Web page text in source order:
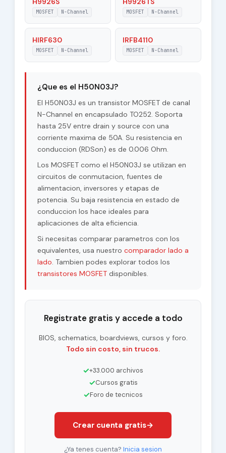
MOSFET N-Channel MOSFET N-Channel
HIRF630
MOSFET N-Channel
IRFB4110
MOSFET N-Channel
¿Que es el H50N03J?
El H50N03J es un transistor MOSFET de canal
N-Channel en encapsulado TO252. Soporta
hasta 25V entre drain y source con una
corriente maxima de 50A. Su resistencia en
conduccion (RDSon) es de 0.006 Ohm.
Los MOSFET como el H50N03J se utilizan en
circuitos de conmutacion, fuentes de
alimentacion, inversores y etapas de
potencia. Su baja resistencia en estado de
conduccion los hace ideales para
aplicaciones de alta eficiencia.
Si necesitas comparar parametros con los
equivalentes, usa nuestro comparador lado a
lado. Tambien podes explorar todos los
transistores MOSFETdisponibles.
Registrate gratis y accede a todo
BIOS, schematics, boardviews, cursos y foro.
Todo sin costo, sin trucos.
✓+33.000 archivos
✓Cursos gratis
✓Foro de tecnicos
Crear cuenta gratis→
¿Ya tenes cuenta? Inicia sesion